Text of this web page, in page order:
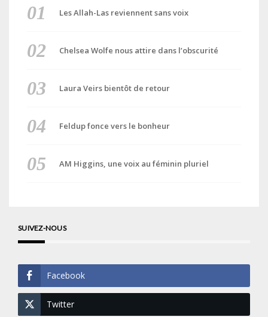
Les Allah-Las reviennent sans voix
Chelsea Wolfe nous attire dans l’obscurité
Laura Veirs bientôt de retour
Feldup fonce vers le bonheur
AM Higgins, une voix au féminin pluriel
SUIVEZ-NOUS
Facebook
Twitter